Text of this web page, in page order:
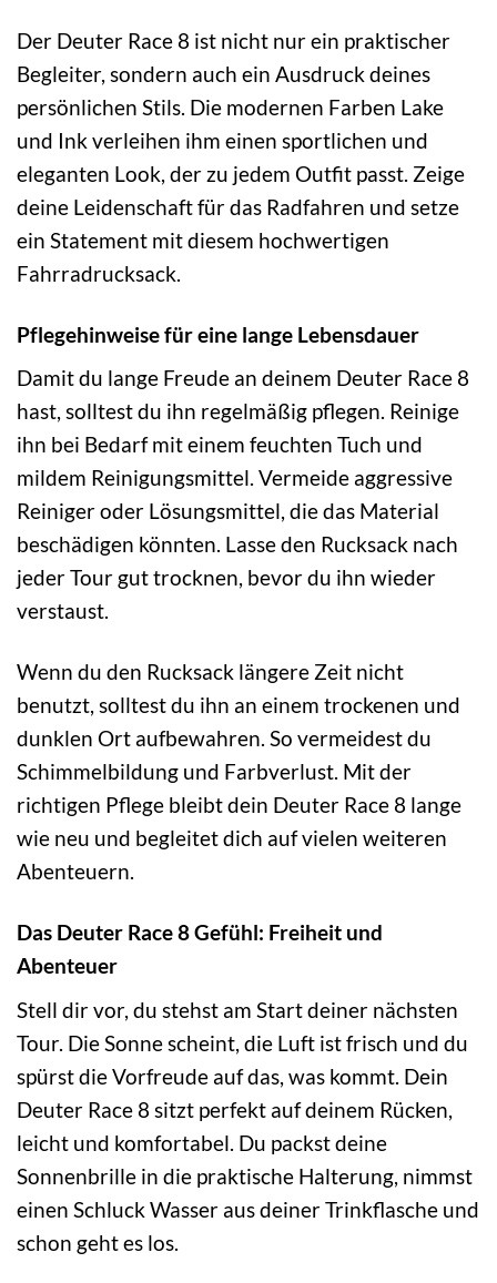
Der Deuter Race 8 ist nicht nur ein praktischer
Begleiter, sondern auch ein Ausdruck deines
persönlichen Stils. Die modernen Farben Lake
und Ink verleihen ihm einen sportlichen und
eleganten Look, der zu jedem Outfit passt. Zeige
deine Leidenschaft für das Radfahren und setze
ein Statement mit diesem hochwertigen
Fahrradrucksack.
Pflegehinweise für eine lange Lebensdauer
Damit du lange Freude an deinem Deuter Race 8
hast, solltest du ihn regelmäßig pflegen. Reinige
ihn bei Bedarf mit einem feuchten Tuch und
mildem Reinigungsmittel. Vermeide aggressive
Reiniger oder Lösungsmittel, die das Material
beschädigen könnten. Lasse den Rucksack nach
jeder Tour gut trocknen, bevor du ihn wieder
verstaust.
Wenn du den Rucksack längere Zeit nicht
benutzt, solltest du ihn an einem trockenen und
dunklen Ort aufbewahren. So vermeidest du
Schimmelbildung und Farbverlust. Mit der
richtigen Pflege bleibt dein Deuter Race 8 lange
wie neu und begleitet dich auf vielen weiteren
Abenteuern.
Das Deuter Race 8 Gefühl: Freiheit und
Abenteuer
Stell dir vor, du stehst am Start deiner nächsten
Tour. Die Sonne scheint, die Luft ist frisch und du
spürst die Vorfreude auf das, was kommt. Dein
Deuter Race 8 sitzt perfekt auf deinem Rücken,
leicht und komfortabel. Du packst deine
Sonnenbrille in die praktische Halterung, nimmst
einen Schluck Wasser aus deiner Trinkflasche und
schon geht es los.